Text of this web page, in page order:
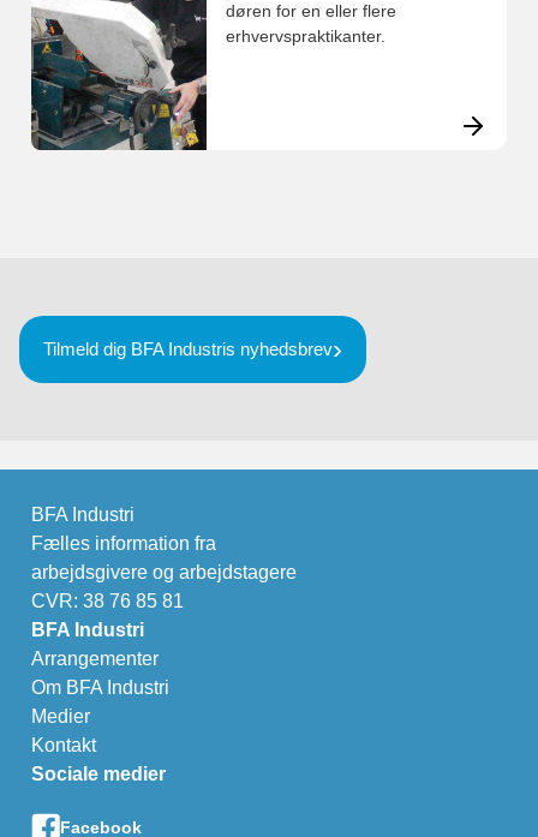
døren for en eller flere
erhvervspraktikanter.
Tilmeld dig BFA Industris nyhedsbrev
BFA Industri
Fælles information fra
arbejdsgivere og arbejdstagere
CVR: 38 76 85 81
BFA Industri
Arrangementer
Om BFA Industri
Medier
Kontakt
Sociale medier
Facebook